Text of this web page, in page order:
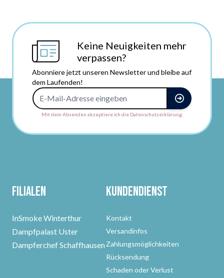
Keine Neuigkeiten mehr
verpassen?
Abonniere jetzt unseren Newsletter und bleibe auf
dem Laufenden!
Mit dem Absenden akzeptiere ich die Datenschutzerklärung.
Filialen
InSmoke Winterthur
Dampfpalast Uster
Dampferchef Schaffhausen
Kundendienst
Kontakt
Versandinfos
Zahlungsmöglichkeiten
Rücksendung
Schaden oder Verlust